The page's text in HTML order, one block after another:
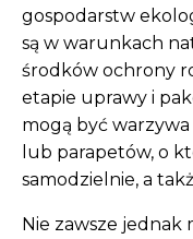
gospodarstw
są w warunkach
środków ochrony
etapie uprawy i
mogą być
lub parapetów, o
samodzielnie, a
Nie zawsze jednak